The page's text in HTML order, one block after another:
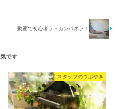
動画で初心者ラ・カンパネラ！
スタッフのつぶやき